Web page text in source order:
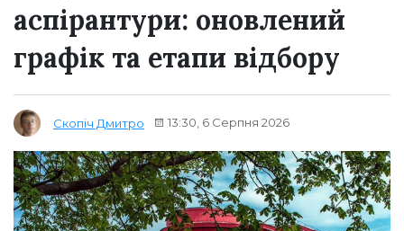
аспірантури: оновлений
графік та етапи відбору
Скопіч Дмитро 13:30, 6 Серпня 2026